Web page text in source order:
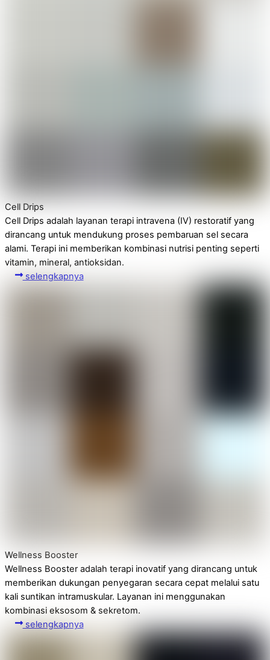
Cell Drips
Cell Drips adalah layanan terapi intravena (IV) restoratif yang
dirancang untuk mendukung proses pembaruan sel secara
alami. Terapi ini memberikan kombinasi nutrisi penting seperti
vitamin, mineral, antioksidan.
selengkapnya
Wellness Booster
Wellness Booster adalah terapi inovatif yang dirancang untuk
memberikan dukungan penyegaran secara cepat melalui satu
kali suntikan intramuskular. Layanan ini menggunakan
kombinasi eksosom & sekretom.
selengkapnya